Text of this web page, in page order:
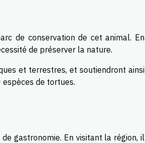
de conservation de cet animal. En
de préserver la nature.
et terrestres, et soutiendront ainsi
de tortues.
gastronomie. En visitant la région, il